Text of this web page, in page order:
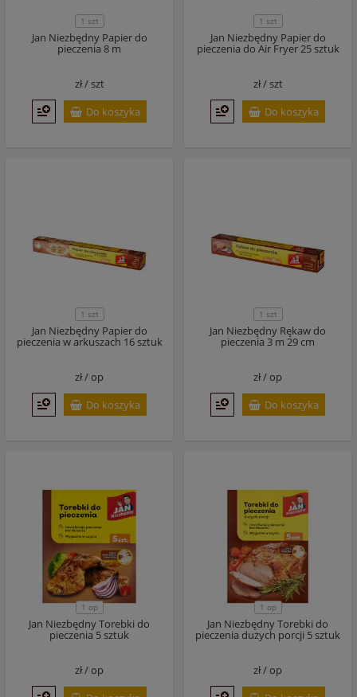
1 szt
Jan Niezbędny Papier do
pieczenia 8 m
zł /szt
Do koszyka
1 szt
Jan Niezbędny Papier do
pieczenia do Air Fryer 25 sztuk
zł /szt
Do koszyka
1 szt
Jan Niezbędny Papier do
pieczenia w arkuszach 16 sztuk
zł /op
Do koszyka
1 szt
Jan Niezbędny Rękaw do
pieczenia 3 m 29 cm
zł /op
Do koszyka
1 op
Jan Niezbędny Torebki do
pieczenia 5 sztuk
zł /op
1 op
Jan Niezbędny Torebki do
pieczenia dużych porcji 5 sztuk
zł /op